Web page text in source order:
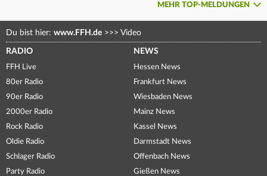
MEHR TOP-MELDUNGEN
Du bist hier: www.FFH.de >>> Video
RADIO
FFH Live
80er Radio
90er Radio
2000er Radio
Rock Radio
Oldie Radio
Schlager Radio
Party Radio
NEWS
Hessen News
Frankfurt News
Wiesbaden News
Mainz News
Kassel News
Darmstadt News
Offenbach News
Gießen News